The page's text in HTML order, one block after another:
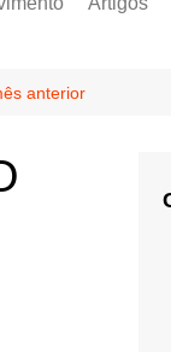
anterior